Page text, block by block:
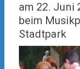
am 22. Juni
beim
Stadtpark